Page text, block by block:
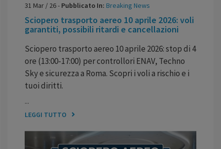
31 Mar / 26- Pubblicato In: Breaking News
Sciopero trasporto aereo 10 aprile 2026: voli
garantiti, possibili ritardi e cancellazioni
Sciopero trasporto aereo 10 aprile 2026: stop di 4
ore (13:00-17:00) per controllori ENAV, Techno
Sky e sicurezza a Roma. Scopri i voli a rischio e i
tuoi diritti.
...
LEGGI TUTTO